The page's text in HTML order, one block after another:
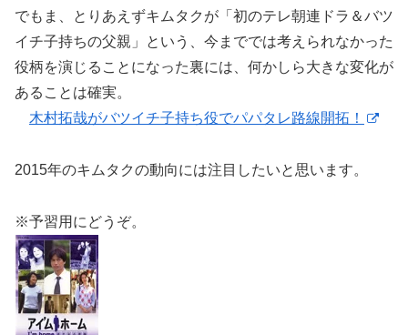
でもま、とりあえずキムタクが「初のテレ朝連ドラ＆バツ
イチ子持ちの父親」という、今まででは考えられなかった
役柄を演じることになった裏には、何かしら大きな変化が
あることは確実。
木村拓哉がバツイチ子持ち役でパパタレ路線開拓！
2015年のキムタクの動向には注目したいと思います。
※予習用にどうぞ。